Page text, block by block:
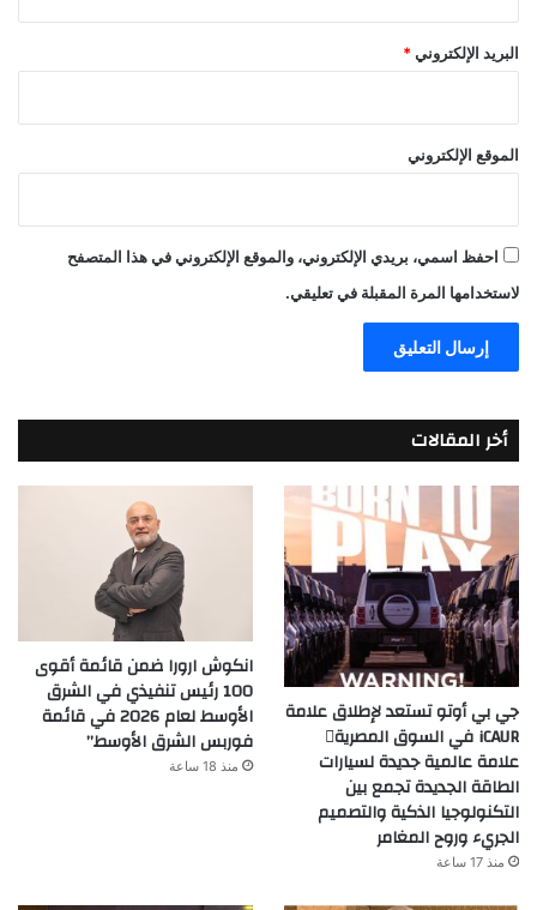
البريد الإلكتروني *
الموقع الإلكتروني
احفظ اسمي، بريدي الإلكتروني، والموقع الإلكتروني في هذا المتصفح
لاستخدامها المرة المقبلة في تعليقي.
أخر المقالات
جي بي أوتو تستعد لإطلاق علامة
iCAUR في السوق المصرية
علامة عالمية جديدة لسيارات
الطاقة الجديدة تجمع بين
التكنولوجيا الذكية والتصميم
الجريء وروح المغامر
منذ 17 ساعة
انكوش ارورا ضمن قائمة أقوى
100 رئيس تنفيذي في الشرق
الأوسط لعام 2026 في قائمة
فوربس الشرق الأوسط”
منذ 18 ساعة